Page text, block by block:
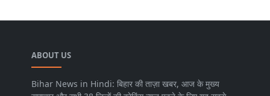
ABOUT US
Bihar News in Hindi: बिहार की ताज़ा खबर, आज के मुख्य